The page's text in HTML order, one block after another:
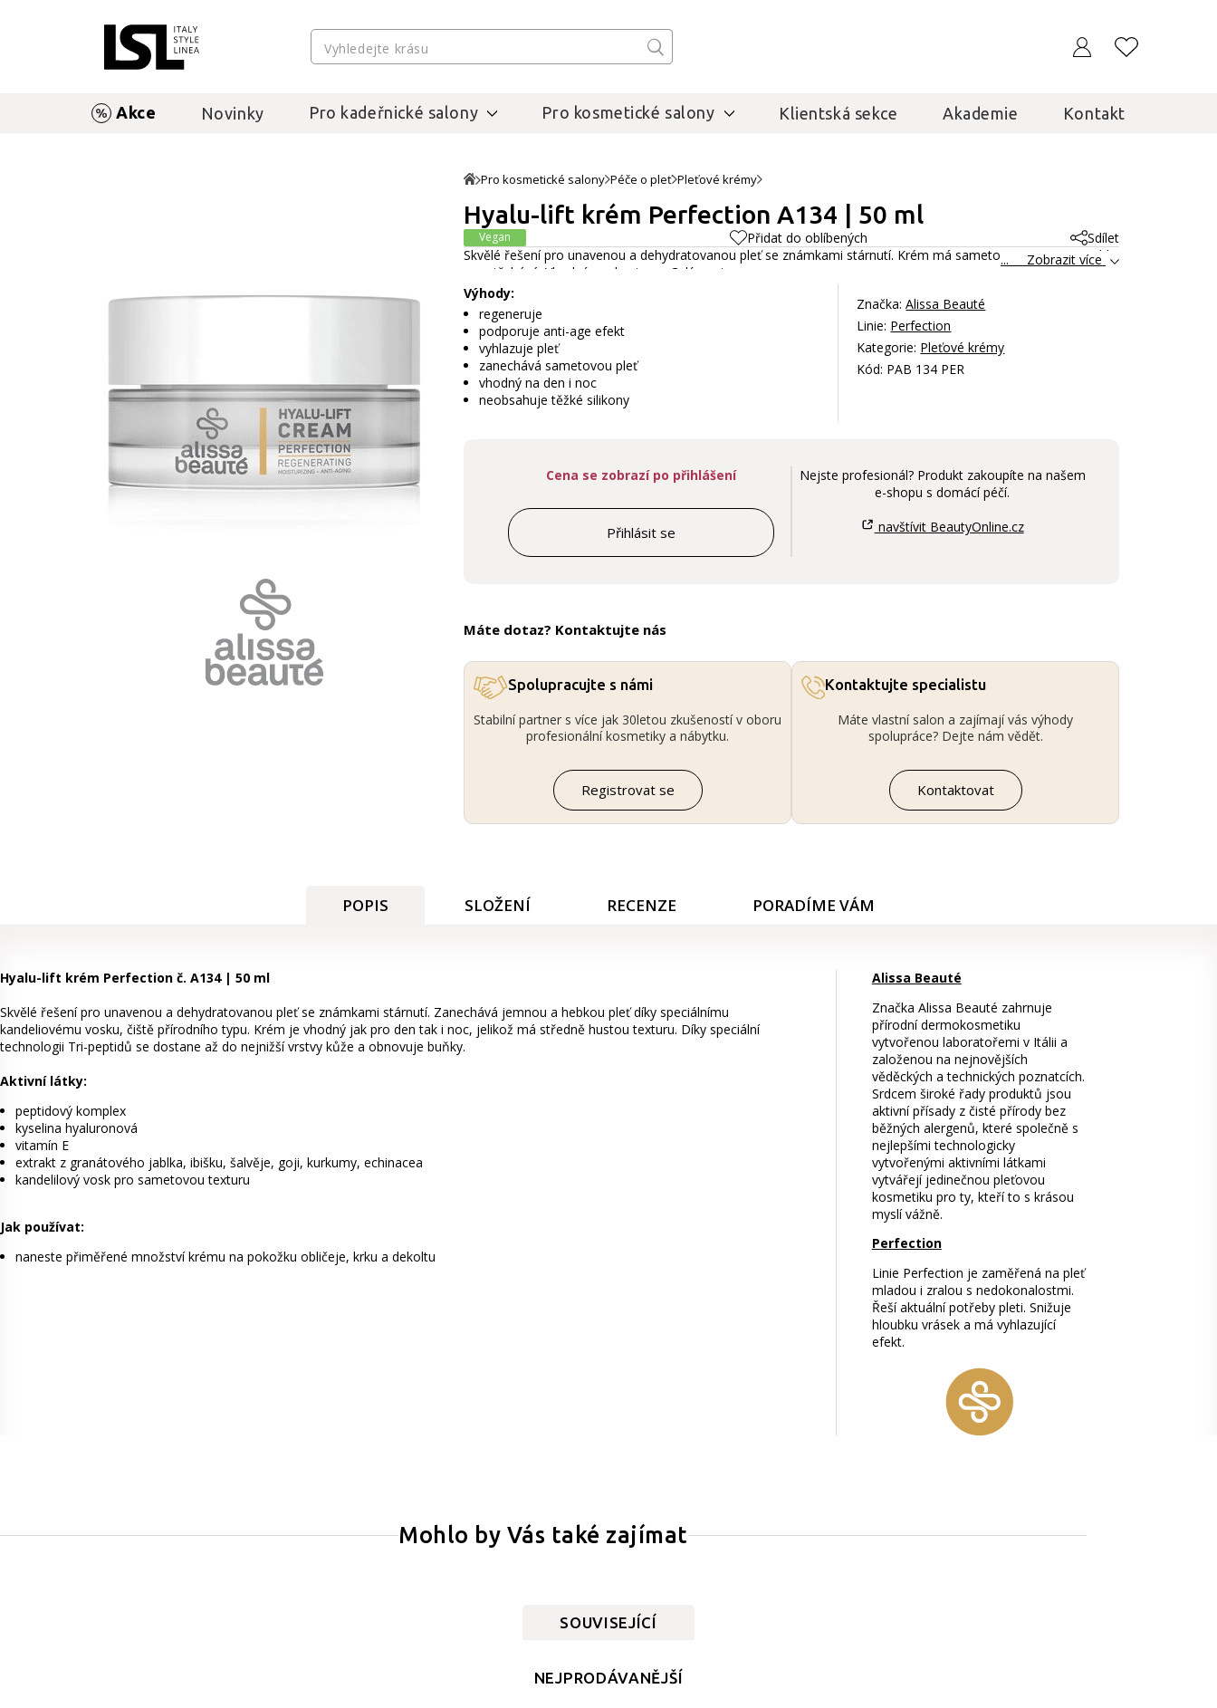
Akce Novinky Pro kadeřnické salony Pro kosmetické salony Klientská sekce Akademie Kontakt
Pro kosmetické salony Péče o pleť Pleťové krémy
Hyalu-lift krém Perfection A134 | 50 ml
Vegan Přidat do oblíbených
Sdílet
Skvělé řešení pro unavenou a dehydratovanou pleť se známkami stárnutí. Krém má sametovou texturu a rychle
se vstřebává. Vhodný na den i noc.
Celý popis
... Zobrazit více
Výhody:
regeneruje
podporuje anti-age efekt
vyhlazuje pleť
zanechává sametovou pleť
vhodný na den i noc
neobsahuje těžké silikony
Značka:Alissa Beauté
Linie: Perfection
Kategorie: Pleťové krémy
Kód: PAB 134 PER
Cena se zobrazí po přihlášení
Přihlásit se
Nejste profesionál? Produkt zakoupíte na našem
e-shopu s domácí péčí.
navštívit BeautyOnline.cz
Máte dotaz? Kontaktujte nás
Spolupracujte s námi
Stabilní partner s více jak 30letou zkušeností v oboru
profesionální kosmetiky a nábytku.
Registrovat se
Kontaktujte specialistu
Máte vlastní salon a zajímají vás výhody
spolupráce? Dejte nám vědět.
Kontaktovat
POPIS SLOŽENÍ RECENZE PORADÍME VÁM
Hyalu-lift krém Perfection č. A134 | 50 ml
Skvělé řešení pro unavenou a dehydratovanou pleť se známkami stárnutí. Zanechává jemnou a hebkou pleť díky speciálnímu
kandeliovému vosku, čiště přírodního typu. Krém je vhodný jak pro den tak i noc, jelikož má středně hustou texturu. Díky speciální
technologii Tri-peptidů se dostane až do nejnižší vrstvy kůže a obnovuje buňky.
Aktivní látky:
peptidový komplex
kyselina hyaluronová
vitamín E
extrakt z granátového jablka, ibišku, šalvěje, goji, kurkumy, echinacea
kandelilový vosk pro sametovou texturu
Jak používat:
naneste přiměřené množství krému na pokožku obličeje, krku a dekoltu
Alissa Beauté
Značka Alissa Beauté zahrnuje
přírodní dermokosmetiku
vytvořenou laboratořemi v Itálii a
založenou na nejnovějších
věděckých a technických poznatcích.
Srdcem široké řady produktů jsou
aktivní přísady z čisté přírody bez
běžných alergenů, které společně s
nejlepšími technologicky
vytvořenými aktivními látkami
vytvářejí jedinečnou pleťovou
kosmetiku pro ty, kteří to s krásou
myslí vážně.
Perfection
Linie Perfection je zaměřená na pleť
mladou i zralou s nedokonalostmi.
Řeší aktuální potřeby pleti. Snižuje
hloubku vrásek a má vyhlazující
efekt.
Mohlo by Vás také zajímat
SOUVISEJÍCÍ
NEJPRODÁVANĚJŠÍ